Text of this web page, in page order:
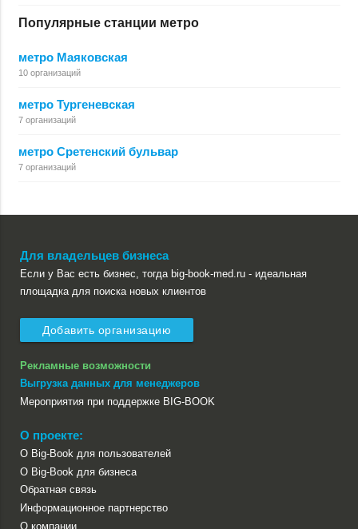
Популярные станции метро
метро Маяковская
10 организаций
метро Тургеневская
7 организаций
метро Сретенский бульвар
7 организаций
Для владельцев бизнеса
Если у Вас есть бизнес, тогда big-book-med.ru - идеальная
площадка для поиска новых клиентов
Добавить организацию
Рекламные возможности
Выгрузка данных для менеджеров
Мероприятия при поддержке BIG-BOOK
О проекте:
О Big-Book для пользователей
О Big-Book для бизнеса
Обратная связь
Информационное партнерство
О компании